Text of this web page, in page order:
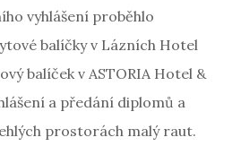
vyhlášení proběhlo
balíčky v Lázních Hotel
balíček v ASTORIA Hotel &
a předání diplomů a
prostorách malý raut.